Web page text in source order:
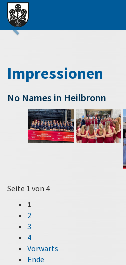
Impressionen
No Names in Heilbronn
Seite 1 von 4
1
2
3
4
Vorwärts
Ende